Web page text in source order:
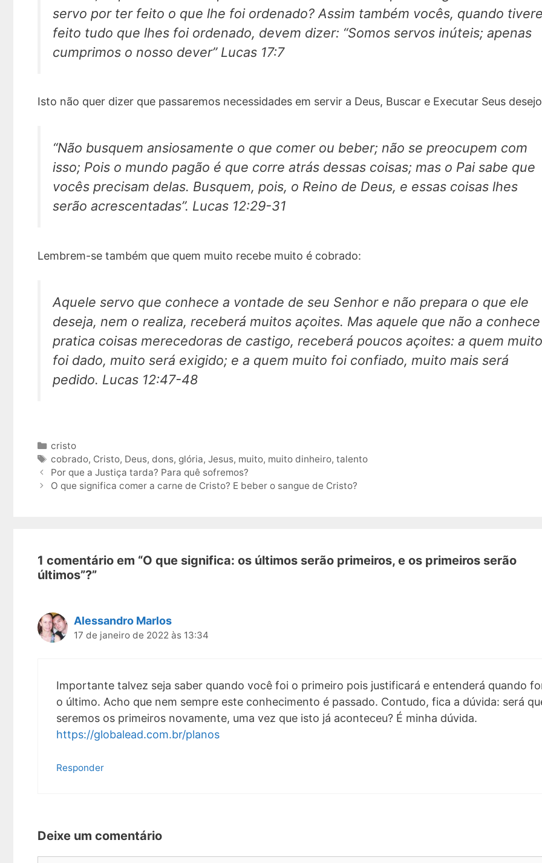
servo por ter feito o que lhe foi ordenado? Assim também vocês, quando
feito tudo que lhes foi ordenado, devem dizer: “Somos servos inúteis; apenas
cumprimos o nosso dever” Lucas 17:7
Isto não quer dizer que passaremos necessidades em servir a Deus, Buscar e Executar Seus
“Não busquem ansiosamente o que comer ou beber; não se preocupem com
isso; Pois o mundo pagão é que corre atrás dessas coisas; mas o Pai sabe que
vocês precisam delas. Busquem, pois, o Reino de Deus, e essas coisas lhes
serão acrescentadas”. Lucas 12:29-31
Lembrem-se também que quem muito recebe muito é cobrado:
Aquele servo que conhece a vontade de seu Senhor e não prepara o que ele
deseja, nem o realiza, receberá muitos açoites. Mas aquele que não a
pratica coisas merecedoras de castigo, receberá poucos açoites: a quem muito
foi dado, muito será exigido; e a quem muito foi confiado, muito mais será
pedido. Lucas 12:47-48
Categorias
cristo
Tags
cobrado, Cristo, Deus,dons,glória,Jesus, muito, muito dinheiro,talento
Navegação
de
Por que a Justiça tarda? Para quê sofremos?
O que significa comer a carne de Cristo? E beber o sangue de Cristo?
1 comentário em “O que significa: os últimos serão primeiros, e os primeiros serão
últimos”?”
Alessandro Marlos
17 de janeiro de 2022 às 13:34
Importante talvez seja saber quando você foi o primeiro pois justificará e entenderá quando
o último. Acho que nem sempre este conhecimento é passado. Contudo, fica a dúvida: será
seremos os primeiros novamente, uma vez que isto já aconteceu? É minha dúvida.
https://globalead.com.br/planos
Responder
Deixe um comentário